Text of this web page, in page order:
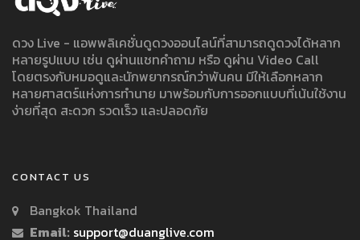
ดวง Live - แอพพลิเคชั่นดูดวงออนไลน์ที่สามารถดูดวงได้หลาก
หลายรูปแบบ เช่น ดูผ่านแชทคำถาม หรือ ดูผ่าน Video Call
โดยตรงกับหมอดูและนักพยากรณ์กว่าพันคน มีให้เลือกหลาก
หลายศาสตร์แห่งการทำนาย มาพร้อมกับการออกแบบที่เน้นใช้งาน
ง่ายที่สุด สะดวก รวดเร็ว และปลอดภัย
CONTACT US
Bangkok Thailand
Email: support@duanglive.com